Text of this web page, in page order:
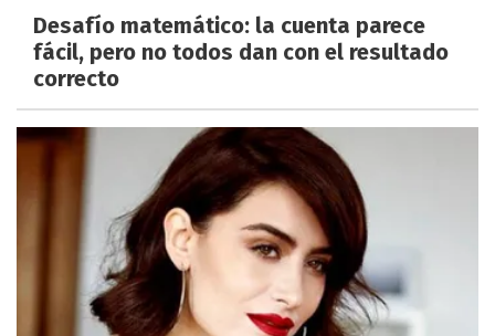
Desafío matemático: la cuenta parece
fácil, pero no todos dan con el resultado
correcto